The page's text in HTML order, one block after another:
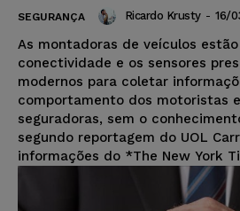
SEGURANÇA Ricardo Krusty - 16/
As montadoras de veículos
conectividade e os sensores
modernos para coletar
comportamento dos motoristas
seguradoras, sem o
segundo reportagem do UOL
informações do *The New York